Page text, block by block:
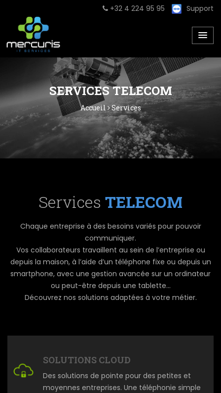
+32 4 224 95 95 Support
SERVICES TELECOM
Accueil Services
Services TELECOM
Chaque entreprise à des besoins variés pour pouvoir
communiquer.
Vos collaborateurs travaillent au sein de l’entreprise ou
depuis la maison, à l’aide d’un téléphone fixe ou depuis un
smartphone, avec une gestion avancée sur un ordinateur
ou peut-être depuis une tablette…
Découvrez nos solutions adaptées à votre métier.
SOLUTIONS CLOUD
Des solutions de pointe pour des petites et
moyennes entreprises. Une téléphonie simple